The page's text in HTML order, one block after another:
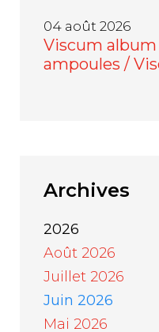
04 août 2026
Viscum
ampoules /
Archives
2026
Août 2026
Juillet 2026
Juin 2026
Mai 2026